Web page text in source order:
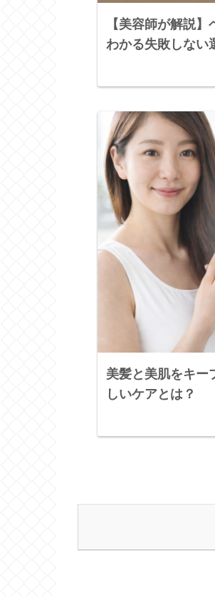
【美容師が解説
わかる失敗しない
美髪と美肌をキー
しいケアとは？